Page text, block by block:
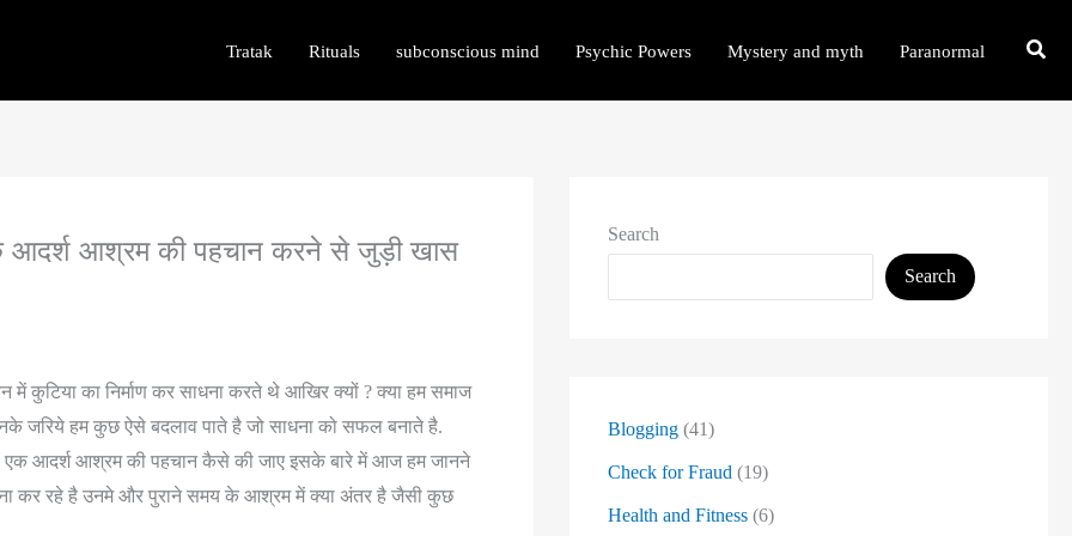
Tratak Rituals subconscious mind Psychic Powers Mystery and myth Paranormal
आदर्श आश्रम की पहचान करने से जुड़ी खास
कुटिया का निर्माण कर साधना करते थे आखिर क्यों ? क्या हम समाज
जरिये हम कुछ ऐसे बदलाव पाते है जो साधना को सफल बनाते है.
आदर्श आश्रम की पहचान कैसे की जाए इसके बारे में आज हम जानने
कर रहे है उनमे और पुराने समय के आश्रम में क्या अंतर है जैसी कुछ
Search
Search
Blogging(41)
Check for Fraud (19)
Health and Fitness(6)